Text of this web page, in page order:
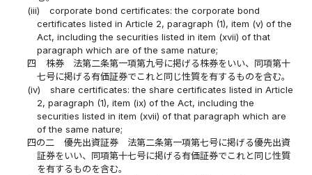
(iii)
corporate bond certificates: the corporate bond
certificates listed in Article 2, paragraph (1), item (v) of the
Act, including the securities listed in item (xvii) of that
paragraph which are of the same nature;
四
株券 法第二条第一項第九号に掲げる株券をいい、同項第十
七号に掲げる有価証券でこれと同じ性質を有するものを含む。
(iv)
share certificates: the share certificates listed in Article
2, paragraph (1), item (ix) of the Act, including the
securities listed in item (xvii) of that paragraph which are
of the same nature;
四の二
優先出資証券 法第二条第一項第七号に掲げる優先出資
証券をいい、同項第十七号に掲げる有価証券でこれと同じ性質
を有するものを含む。